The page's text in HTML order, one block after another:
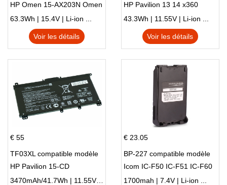
HP Omen 15-AX203N Omen
15 Series Pavilion 15 Series
63.3Wh | 15.4V | Li-ion ...
Voir les détails
HP Pavilion 13 14 x360
L83388-AC1 L83388-421
HSTNN-LB8S M01118-421
M01144-005 13-BB 14-DV
43.3Wh | 11.55V | Li-ion ...
Voir les détails
€ 55
TF03XL compatible modèle
HP Pavilion 15-CD
3470mAh/41.7Wh | 11.55V | Li-ion ...
€ 23.05
BP-227 compatible modèle
Icom IC-F50 IC-F51 IC-F60
IC-F61 IC-M87
1700mah | 7.4V | Li-ion ...